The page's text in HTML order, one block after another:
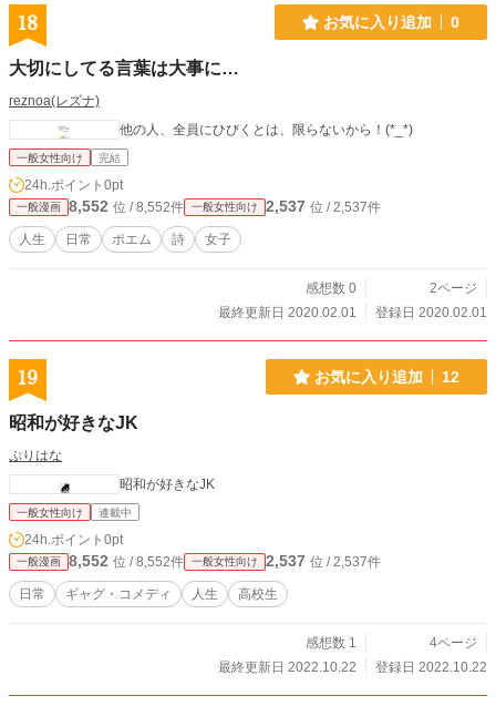
18 お気に入り追加 0
大切にしてる言葉は大事に…
reznoa(レズナ)
他の人、全員にひびくとは、限らないから！(*_*)
一般女性向け 完結
24h.ポイント 0pt
一般漫画 8,552 位 / 8,552件 一般女性向け 2,537 位 / 2,537件
人生 日常 ポエム 詩 女子
感想数 0
2ページ
最終更新日 2020.02.01
登録日 2020.02.01
19 お気に入り追加 12
昭和が好きなJK
ぷりはな
昭和が好きなJK
一般女性向け 連載中
24h.ポイント 0pt
一般漫画 8,552 位 / 8,552件 一般女性向け 2,537 位 / 2,537件
日常 ギャグ・コメディ 人生 高校生
感想数 1
4ページ
最終更新日 2022.10.22
登録日 2022.10.22